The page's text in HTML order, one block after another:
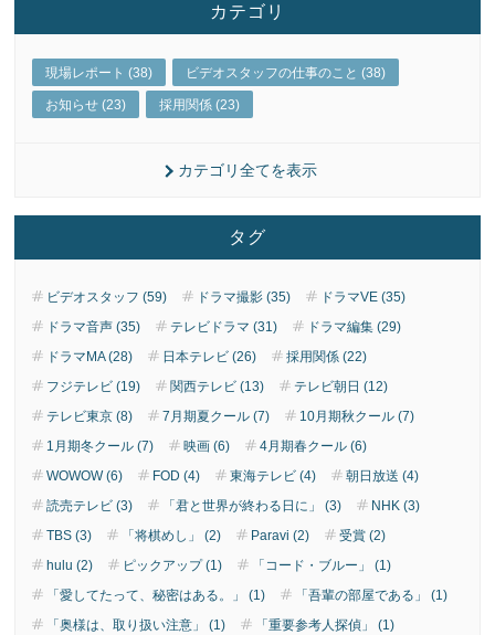
カテゴリ
現場レポート (38) ビデオスタッフの仕事のこと (38)
お知らせ (23) 採用関係 (23)
カテゴリ全てを表示
タグ
ビデオスタッフ (59) ドラマ撮影 (35)
ドラマVE (35)
ドラマ音声 (35)
テレビドラマ (31)
ドラマ編集 (29)
ドラマMA (28)
日本テレビ (26)
採用関係 (22)
フジテレビ (19)
関西テレビ (13)
テレビ朝日 (12)
テレビ東京 (8)
7月期夏クール (7)
10月期秋クール (7)
1月期冬クール (7)
映画 (6)
4月期春クール (6)
WOWOW (6)
FOD (4) 東海テレビ (4)
朝日放送 (4)
読売テレビ (3)
「君と世界が終わる日に」 (3)
NHK (3)
TBS (3)
「将棋めし」 (2) Paravi (2)
受賞 (2)
hulu (2)
ピックアップ (1)
「コード・ブルー」 (1)
「愛してたって、秘密はある。」 (1)
「吾輩の部屋である」 (1)
「奥様は、取り扱い注意」 (1)
「重要参考人探偵」 (1)